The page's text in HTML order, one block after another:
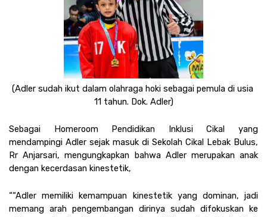
(Adler sudah ikut dalam olahraga hoki sebagai pemula di usia
11 tahun. Dok. Adler)
Sebagai Homeroom Pendidikan Inklusi Cikal yang
mendampingi Adler sejak masuk di Sekolah Cikal Lebak Bulus,
Rr Anjarsari, mengungkapkan bahwa Adler merupakan anak
dengan kecerdasan kinestetik,
““Adler memiliki kemampuan kinestetik yang dominan, jadi
memang arah pengembangan dirinya sudah difokuskan ke